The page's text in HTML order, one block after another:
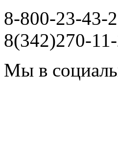
8-800-23-43-
8(342)270-
Мы в